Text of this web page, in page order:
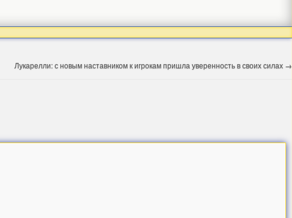
Лукарелли: с новым наставником к игрокам пришла уверенность в своих силах →